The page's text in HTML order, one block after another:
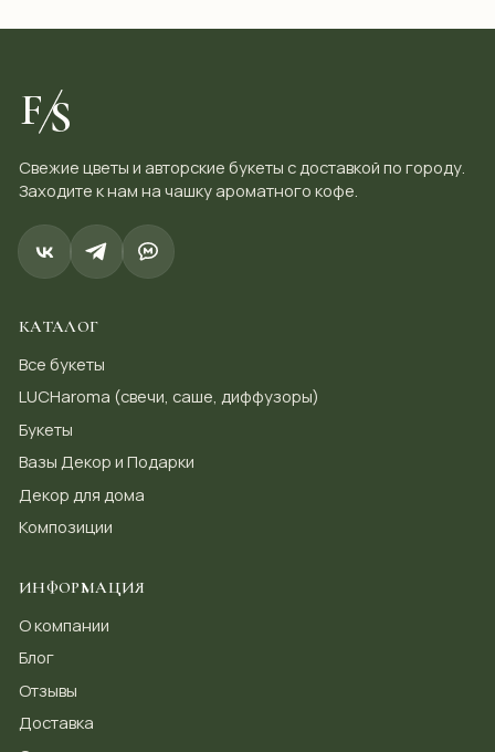
FS
Свежие цветы и авторские букеты с доставкой по городу.
Заходите к нам на чашку ароматного кофе.
КАТАЛОГ
Все букеты
LUCHaroma (свечи, саше, диффузоры)
Букеты
Вазы Декор и Подарки
Декор для дома
Композиции
ИНФОРМАЦИЯ
О компании
Блог
Отзывы
Доставка